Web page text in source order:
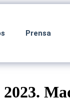
Prensa
2023.